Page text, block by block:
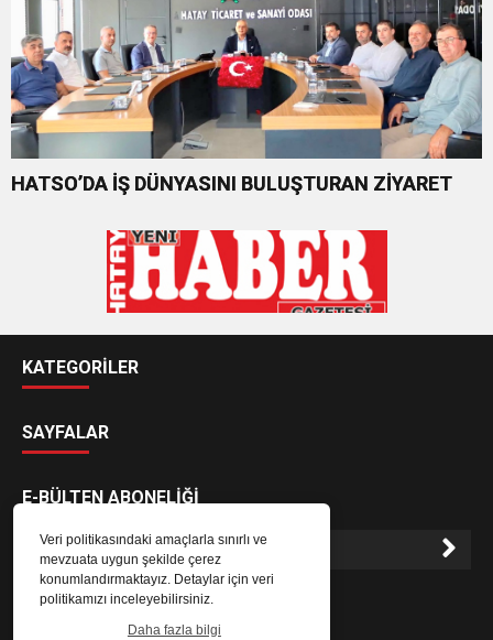
Veri politikasındaki amaçlarla sınırlı ve
mevzuata uygun şekilde çerez
konumlandırmaktayız. Detaylar için veri
politikamızı inceleyebilirsiniz.
Daha fazla bilgi
HATSO’DA İŞ DÜNYASINI BULUŞTURAN ZİYARET
KATEGORİLER
SAYFALAR
E-BÜLTEN ABONELİĞİ
E-Bülten aboneliği ile haberlere daha hızlı erişin.